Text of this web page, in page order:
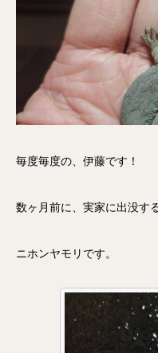
毎度毎度の、伊藤です！
数ヶ月前に、実家に出没す
ニホンヤモリです。